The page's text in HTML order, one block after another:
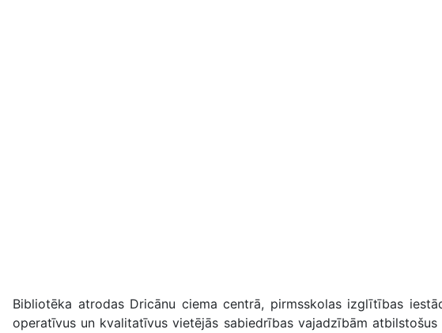
Bibliotēka atrodas Dricānu ciema centrā, pirmsskolas izglītības
operatīvus un kvalitatīvus vietējās sabiedrības vajadzībām